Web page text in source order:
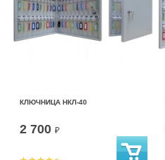
КЛЮЧНИЦА НКЛ-40
2 700 ₽